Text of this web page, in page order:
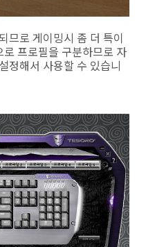
므로 게이밍시 좀 더 특이
프로필을 구분하므로 자
정해서 사용할 수 있습니